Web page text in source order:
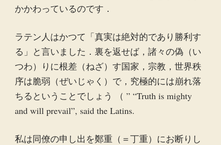
かかわっているのです．
ラテン人はかつて「真実は絶対的であり勝利す
る」と言いました．裏を返せば，諸々の偽（い
つわ）りに根差（ねざ）す国家，宗教，世界秩
序は脆弱（ぜいじゃく）で，究極的には崩れ落
ちるということでしょう （ ” “Truth is mighty
and will prevail”, said the Latins.
私は同僚の申し出を鄭重（＝丁重）にお断りし